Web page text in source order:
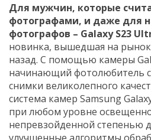
Для мужчин, которые
фотографами, и даже для
фотографов – Galaxy S23
новинка, вышедшая на
назад. С помощью камеры
начинающий фотолюбитель
снимки великолепного
система камер Samsung
при любом уровне
непревзойденной степенью